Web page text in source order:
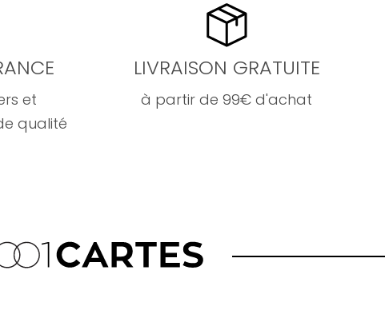
et
qualité
LIVRAISON GRATUITE
à partir de 99€ d'achat